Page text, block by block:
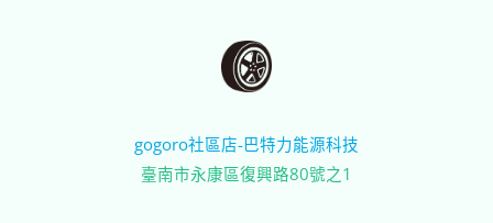
gogoro社區店-巴特力能源科技
臺南市永康區復興路80號之1